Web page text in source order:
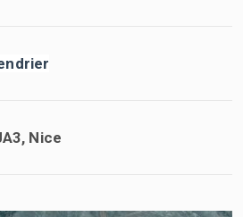
Nice